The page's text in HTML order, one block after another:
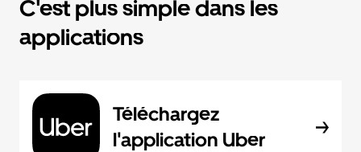
C'est plus simple dans les
applications
Téléchargez
l'application Uber